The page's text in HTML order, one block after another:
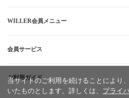
WILLER会員メニュー
会員サービス
ご利用ガイド
当サイトのご利用を続けることにより
いたものとします。詳しくは、 プライ